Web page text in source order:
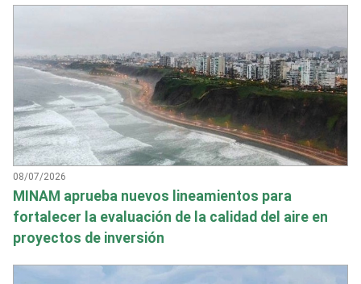
08/07/2026
MINAM aprueba nuevos lineamientos para
fortalecer la evaluación de la calidad del aire en
proyectos de inversión